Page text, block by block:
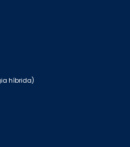
híbrida)